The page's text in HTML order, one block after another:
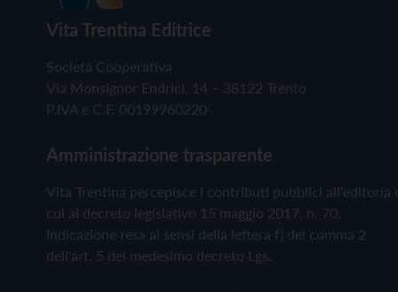
Vita Trentina Editrice
Società Cooperativa
Via Monsignor Endrici, 14 – 38122 Trento
P.IVA e C.F. 00199960220
Amministrazione trasparente
Vita Trentina percepisce i contributi pubblici all'editoria
cui al decreto legislativo 15 maggio 2017, n. 70.
Indicazione resa ai sensi della lettera f) del comma 2
dell'art. 5 del medesimo decreto Lgs.